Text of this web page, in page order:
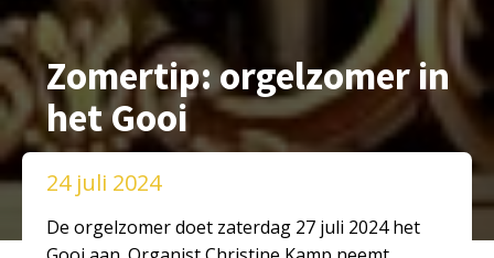
Zomertip: orgelzomer in
het Gooi
24 juli 2024
De orgelzomer doet zaterdag 27 juli 2024 het